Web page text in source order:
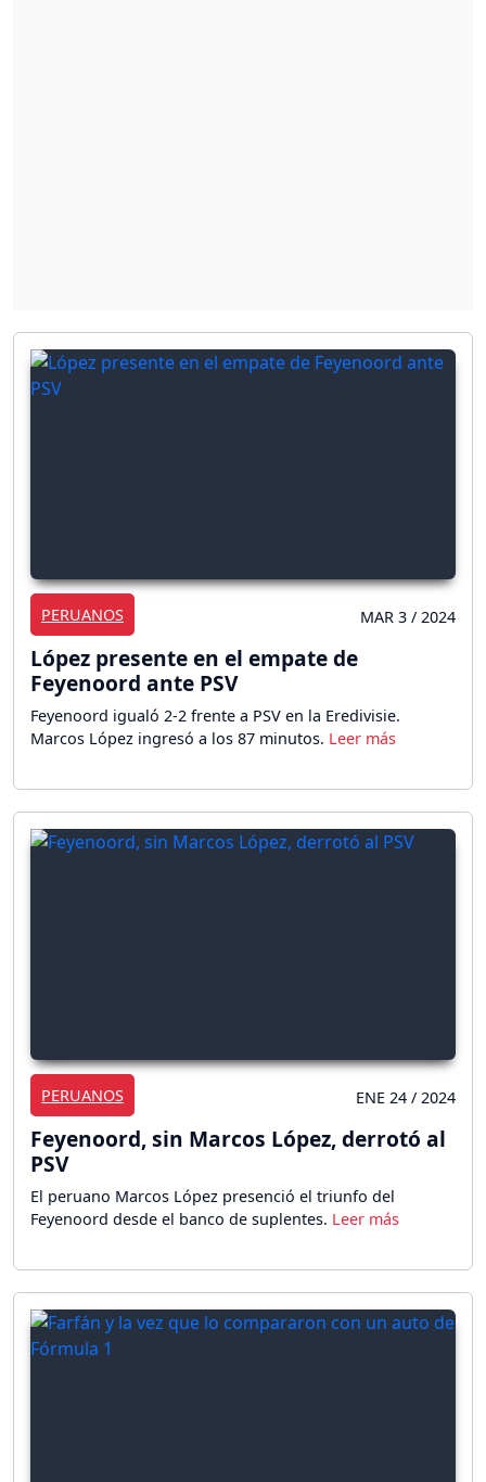
PERUANOS MAR 3 / 2024
López presente en el empate de
Feyenoord ante PSV
Feyenoord igualó 2-2 frente a PSV en la Eredivisie.
Marcos López ingresó a los 87 minutos.
PERUANOS ENE 24 / 2024
Feyenoord, sin Marcos López, derrotó al
PSV
El peruano Marcos López presenció el triunfo del
Feyenoord desde el banco de suplentes.